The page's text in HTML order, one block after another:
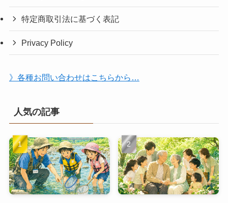
特定商取引法に基づく表記
Privacy Policy
》各種お問い合わせはこちらから…
人気の記事